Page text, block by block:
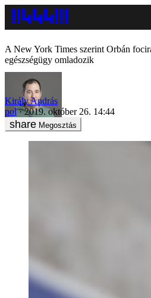
A New York Times szerint Orbán
egészségügy omladozik
Király András
pol
2019. október 26. 14:44
Megosztás